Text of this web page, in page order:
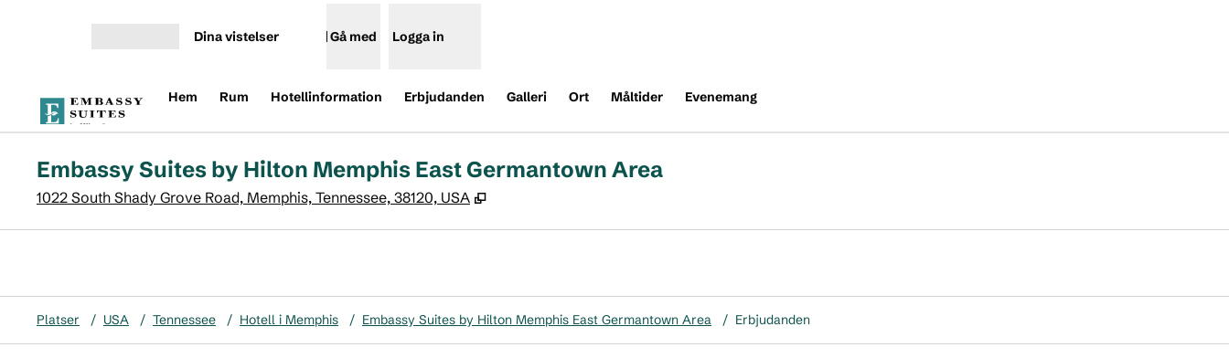
Dina vistelser Gå med Logga in
Hem Rum Hotellinformation Erbjudanden Galleri Ort Måltider Evenemang
Embassy Suites by Hilton Memphis East Germantown Area
1022 South Shady Grove Road, Memphis, Tennessee, 38120, USA ,
Platser / USA / Tennessee / Hotell i Memphis / Embassy Suites by Hilton Memphis East Germantown Area / Erbjudanden